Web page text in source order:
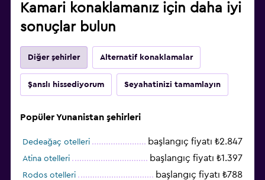
Kamari konaklamanız için daha iyi
sonuçlar bulun
Diğer şehirler Alternatif konaklamalar
Şanslı hissediyorum Seyahatinizi tamamlayın
Popüler Yunanistan şehirleri
Dedeağaç otelleri başlangıç fiyatı ₺2.847
Atina otelleri başlangıç fiyatı ₺1.397
Rodos otelleri başlangıç fiyatı ₺788